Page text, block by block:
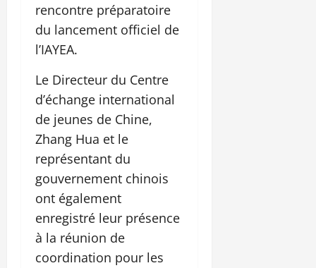
rencontre préparatoire
du lancement officiel de
l’IAYEA.
Le Directeur du Centre
d’échange international
de jeunes de Chine,
Zhang Hua et le
représentant du
gouvernement chinois
ont également
enregistré leur présence
à la réunion de
coordination pour les